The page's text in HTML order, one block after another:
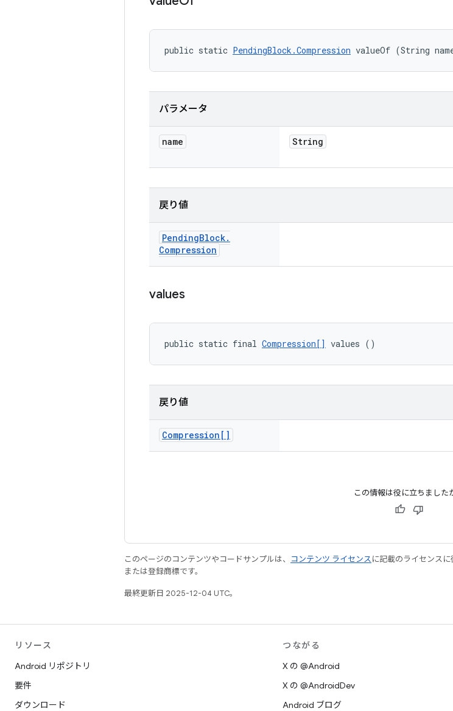
public static PendingBlock.Compression valueOf (String
パラメータ
name String
戻り値
PendingBlock.
Compression
values
public static final Compression[] values ()
戻り値
Compression[]
この情報は役に立ちました
このページのコンテンツやコードサンプルは、 コンテンツ ライセンスに記載のライセンス
または登録商標です。
最終更新日 2025-12-04 UTC。
リソース
Android リポジトリ
要件
ダウンロード
つながる
X の @Android
X の @AndroidDev
Android ブログ